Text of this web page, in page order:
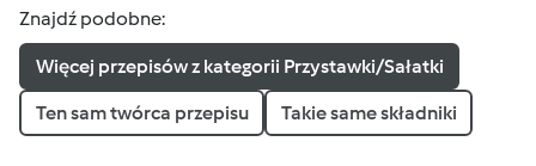
Znajdź podobne:
Więcej przepisów z kategorii Przystawki/Sałatki
Ten sam twórca przepisu Takie same składniki